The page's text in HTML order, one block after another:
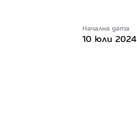
Начална дата
10 юли 2024